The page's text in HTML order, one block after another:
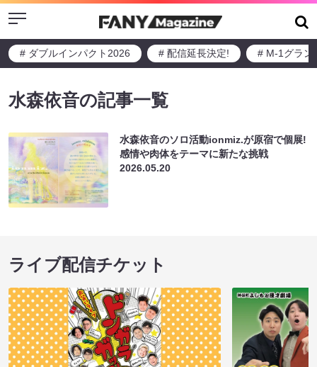
Menu
# ダブルインパクト2026 # 配信延長決定! # M-1グラン
水森依音の記事一覧
水森依音のソロ活動ionmiz.が原宿で個展!
感情や肉体をテーマに新たな挑戦
2026.05.20
ライブ配信チケット